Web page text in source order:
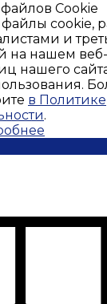
Cookie
cookie,
и
на нашем
нашего
в Политике
.